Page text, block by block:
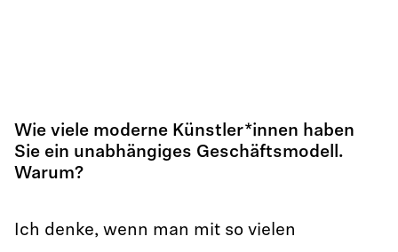
Wie viele moderne Künstler*innen haben
Sie ein unabhängiges Geschäftsmodell.
Warum?
Ich denke, wenn man mit so vielen